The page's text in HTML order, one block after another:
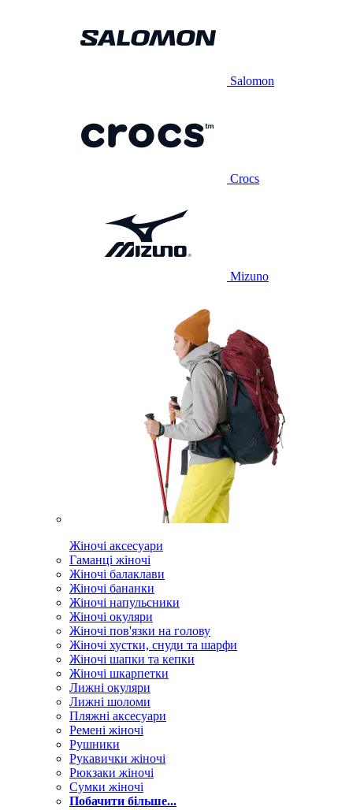
Salomon
Crocs
Mizuno
Жіночі аксесуари
Гаманці жіночі
Жіночі балаклави
Жіночі бананки
Жіночі напульсники
Жіночі окуляри
Жіночі пов'язки на голову
Жіночі хустки, снуди та шарфи
Жіночі шапки та кепки
Жіночі шкарпетки
Лижні окуляри
Лижні шоломи
Пляжні аксесуари
Ремені жіночі
Рушники
Рукавички жіночі
Рюкзаки жіночі
Сумки жіночі
Побачити більше...